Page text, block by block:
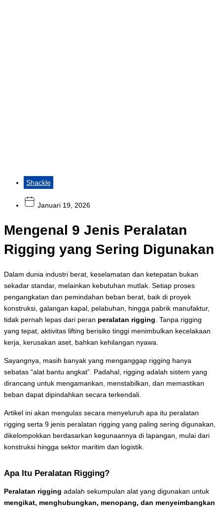
Shackle
Januari 19, 2026
Mengenal 9 Jenis Peralatan
Rigging yang Sering Digunakan
Dalam dunia industri berat, keselamatan dan ketepatan bukan
sekadar standar, melainkan kebutuhan mutlak. Setiap proses
pengangkatan dan pemindahan beban berat, baik di proyek
konstruksi, galangan kapal, pelabuhan, hingga pabrik manufaktur,
tidak pernah lepas dari peran peralatan rigging . Tanpa rigging
yang tepat, aktivitas lifting berisiko tinggi menimbulkan kecelakaan
kerja, kerusakan aset, bahkan kehilangan nyawa.
Sayangnya, masih banyak yang menganggap rigging hanya
sebatas “alat bantu angkat”. Padahal, rigging adalah sistem yang
dirancang untuk mengamankan, menstabilkan, dan memastikan
beban dapat dipindahkan secara terkendali.
Artikel ini akan mengulas secara menyeluruh apa itu peralatan
rigging serta 9 jenis peralatan rigging yang paling sering digunakan,
dikelompokkan berdasarkan kegunaannya di lapangan, mulai dari
konstruksi hingga sektor maritim dan logistik.
Apa Itu Peralatan Rigging?
Peralatan rigging adalah sekumpulan alat yang digunakan untuk
mengikat, menghubungkan, menopang, dan menyeimbangkan